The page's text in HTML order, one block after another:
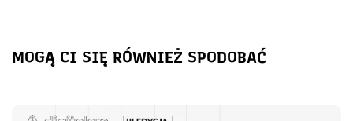
MOGĄ CI SIĘ RÓWNIEŻ SPODOBAĆ